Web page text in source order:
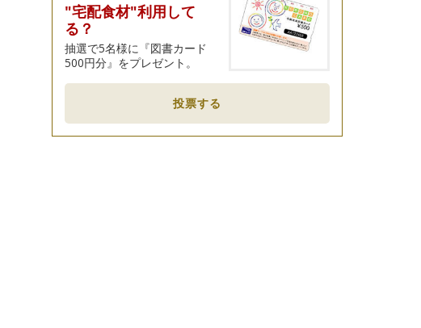
"宅配食材"利用して
る？
抽選で5名様に『図書カード
500円分』をプレゼント。
投票する